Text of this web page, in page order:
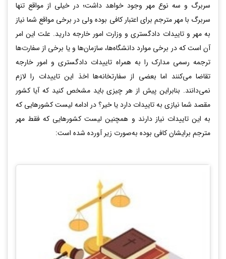
سربرگ و سه نوع مهر وجود خواهد داشت؛ در خیلی از مواقع تنها
سربرگ با مهر مترجم برای اعتبار کافی بوده ولی در برخی مواقع شما نیاز
به مهر و تاییدات دادگستری و وزارت امور خارجه دارید. علت این امر
آن است که در برخی موارد دانشگاه‌ها، سازمان‌ها و یا برخی از سفارت‌ها
ترجمه رسمی مدارک را به همراه تاییدات دادگستری و امور خارجه
تقاضا می‌کنند اما بعضی از سفارتخانه‌ها اخذ این تاییدات را لازم
نمی‌دانند. بنابراین پیش از هر چیزی باید مشخص کنید که آیا کشور
مقصد شما نیازی به تاییدات دارد یا خیر؟ در ادامه لیست کشورهایی که
به این تاییدات نیاز دارند و همچنین لیست کشورهایی که فقط مهر
مترجم برایشان کافی بوده به‌صورت زیر آورده شده است: